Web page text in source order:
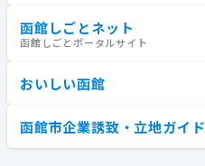
函館しごとネット
函館しごとポータルサイト
おいしい函館
函館市企業誘致・立地ガイド